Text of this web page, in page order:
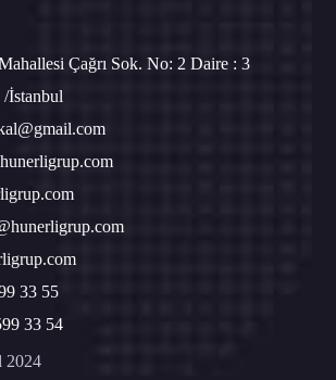
Çağrı Sok. No: 2 Daire : 3
İstanbul
33 55
33 54
2024